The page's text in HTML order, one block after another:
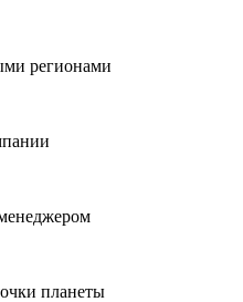
регионами
планеты